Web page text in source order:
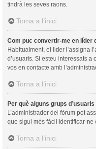
tindrà les seves raons.
Torna a l’inici
Com puc convertir-me en líder
Habitualment, el líder l’assigna
d’usuaris. Si esteu interessats a
vos en contacte amb
Torna a l’inici
Per què alguns grups
L’administrador del fòrum pot
que sigui més fàcil identificar-ne
Torna a l’inici